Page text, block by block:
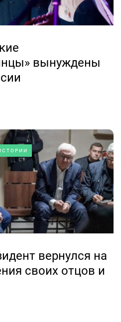
вынуждены
вернулся на
своих отцов и